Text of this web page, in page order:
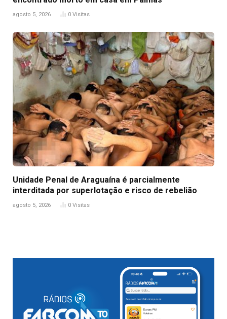
agosto 5, 2026 0 Visitas
Unidade Penal de Araguaína é parcialmente
interditada por superlotação e risco de rebelião
agosto 5, 2026 0 Visitas